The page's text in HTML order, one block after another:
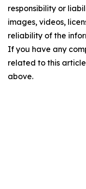
responsibility or
images, videos,
reliability of the
If you have any
related to this
above.